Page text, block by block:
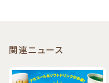
関連ニュース